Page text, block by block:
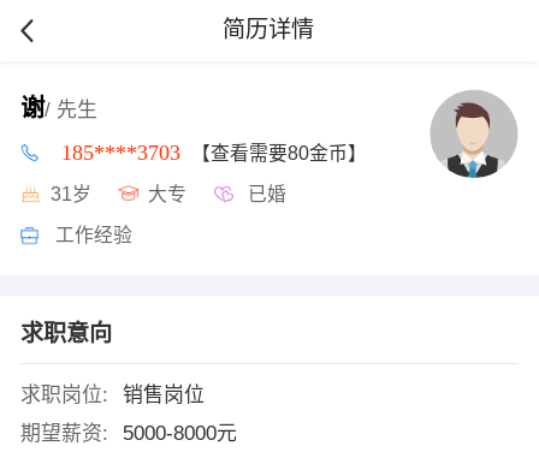
简历详情
谢/ 先生
185****3703 【查看需要80金币】
31岁 大专 已婚
工作经验
求职意向
求职岗位:
销售岗位
期望薪资:
5000-8000元